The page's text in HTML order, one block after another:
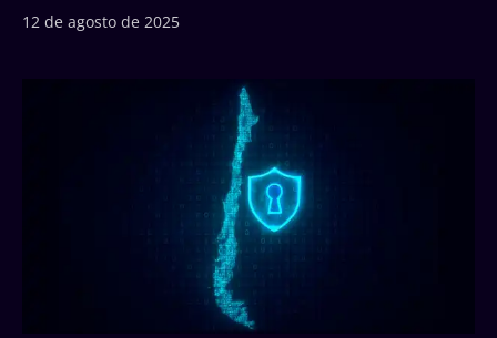
12 de agosto de 2025